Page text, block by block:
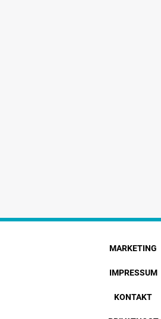
MARKETING
IMPRESSUM
KONTAKT